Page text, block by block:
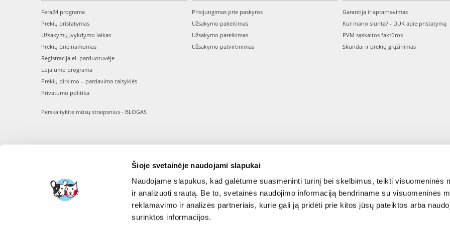
Šioje svetainėje naudojami slapukai
Naudojame slapukus, kad galėtume suasmeninti turinį bei skelbimus, teikti visuomeninės
ir analizuoti srautą. Be to, svetainės naudojimo informaciją bendriname su visuomeninės
reklamavimo ir analizės partneriais, kurie gali ją pridėti prie kitos jūsų pateiktos arba
surinktos informacijos.
Fera24 programa
Prekių pristatymas
Užsakymų įvykdymo laikas
Prekių prieinamumas
Registracija el. parduotuvėje
Lojalumo programa
Prekių pirkimo – pardavimo taisyklės
Privatumo politika
Perskaitykite mūsų straipsnius - BLOGAS
Prisijungimas prie paskyros
Užsakymo pakeitimas
Užsakymo pateikimas
Užsakymo patvirtinimas
Garantija ir aptarnavimas
Kur mano siunta? - DUK apie pristatymą
PVM sąskaitos faktūros
Skundai ir prekių grąžinimas